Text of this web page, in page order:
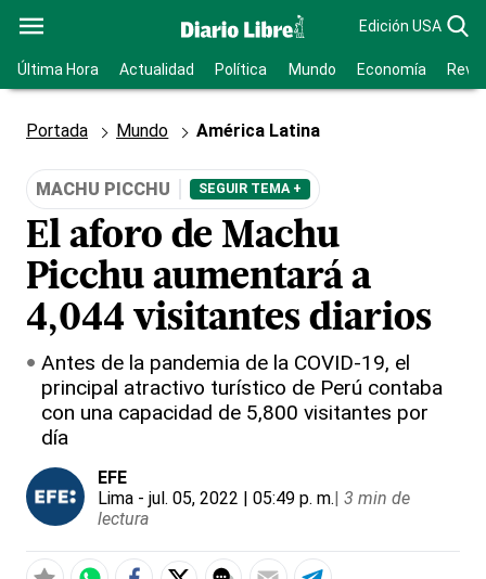
Edición USA
Última Hora Actualidad Política Mundo Economía
Portada Mundo América Latina
MACHU PICCHU SEGUIR TEMA +
El aforo de Machu
Picchu aumentará a
4,044 visitantes diarios
Antes de la pandemia de la COVID-19, el
principal atractivo turístico de Perú contaba
con una capacidad de 5,800 visitantes por
día
EFE
Lima - jul. 05, 2022 | 05:49 p. m.| 3 min de
lectura